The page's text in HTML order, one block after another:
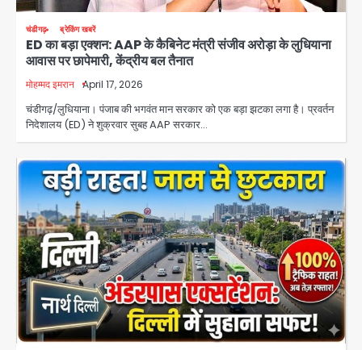
चंडीगढ़ ब्रेकिंग खबरें
ED का बड़ा एक्शन: AAP के कैबिनेट मंत्री संजीव अरोड़ा के लुधियाना
आवास पर छापेमारी, केंद्रीय बल तैनात
मोहम्मद इमरान April 17, 2026
चंडीगढ़/लुधियाना। पंजाब की भगवंत मान सरकार को एक बड़ा झटका लगा है। प्रवर्तन
निदेशालय (ED) ने शुक्रवार सुबह AAP सरकार…